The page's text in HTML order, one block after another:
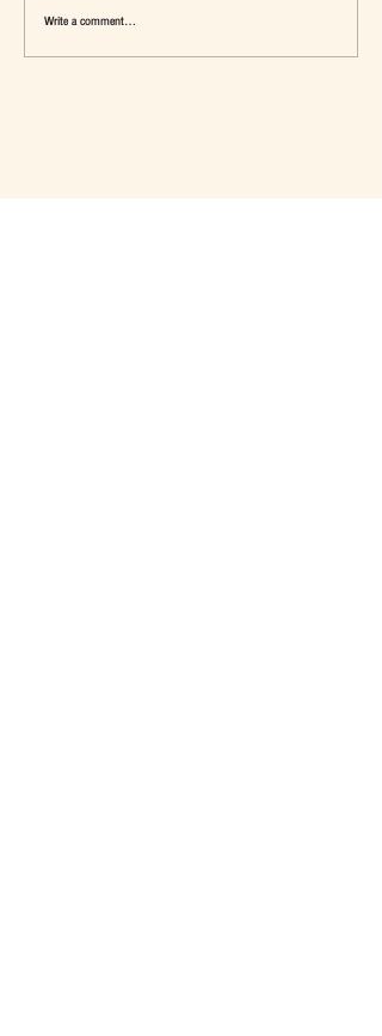
เมื่อ Self-concept ถูกเติมเต็ม Fashion อาจ
จะไม่ใช่คำตอบ
Write a comment...